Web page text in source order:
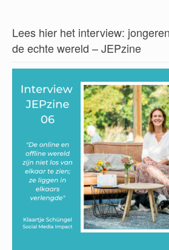
Lees hier het interview:
de echte wereld – JEPzine